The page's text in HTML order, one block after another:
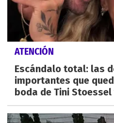
ATENCIÓN
Escándalo total: las
importantes que
boda de Tini